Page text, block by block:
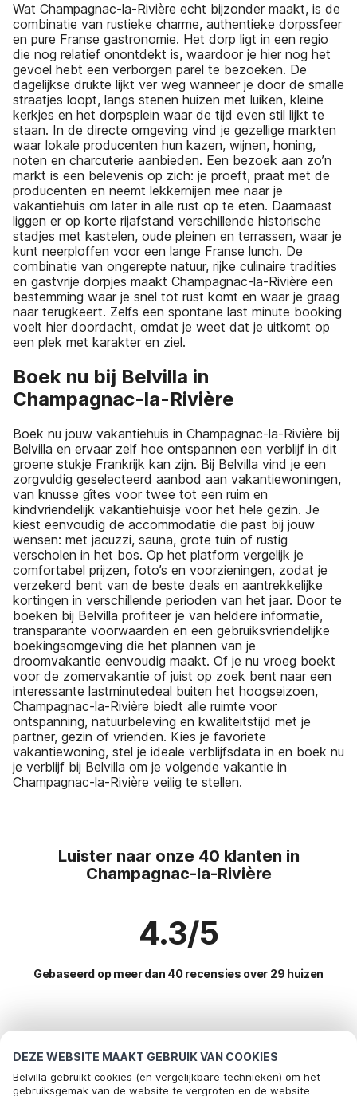
DEZE WEBSITE MAAKT GEBRUIK VAN COOKIES
Belvilla gebruikt cookies (en vergelijkbare technieken) om het
gebruiksgemak van de website te vergroten en de website
Wat Champagnac-la-Rivière echt bijzonder maakt, is de
combinatie van rustieke charme, authentieke dorpssfeer
en pure Franse gastronomie. Het dorp ligt in een regio
die nog relatief onontdekt is, waardoor je hier nog het
gevoel hebt een verborgen parel te bezoeken. De
dagelijkse drukte lijkt ver weg wanneer je door de smalle
straatjes loopt, langs stenen huizen met luiken, kleine
kerkjes en het dorpsplein waar de tijd even stil lijkt te
staan. In de directe omgeving vind je gezellige markten
waar lokale producenten hun kazen, wijnen, honing,
noten en charcuterie aanbieden. Een bezoek aan zo’n
markt is een belevenis op zich: je proeft, praat met de
producenten en neemt lekkernijen mee naar je
vakantiehuis om later in alle rust op te eten. Daarnaast
liggen er op korte rijafstand verschillende historische
stadjes met kastelen, oude pleinen en terrassen, waar je
kunt neerploffen voor een lange Franse lunch. De
combinatie van ongerepte natuur, rijke culinaire tradities
en gastvrije dorpjes maakt Champagnac-la-Rivière een
bestemming waar je snel tot rust komt en waar je graag
naar terugkeert. Zelfs een spontane last minute booking
voelt hier doordacht, omdat je weet dat je uitkomt op
een plek met karakter en ziel.
Boek nu bij Belvilla in
Champagnac-la-Rivière
Boek nu jouw vakantiehuis in Champagnac-la-Rivière bij
Belvilla en ervaar zelf hoe ontspannen een verblijf in dit
groene stukje Frankrijk kan zijn. Bij Belvilla vind je een
zorgvuldig geselecteerd aanbod aan vakantiewoningen,
van knusse gîtes voor twee tot een ruim en
kindvriendelijk vakantiehuisje voor het hele gezin. Je
kiest eenvoudig de accommodatie die past bij jouw
wensen: met jacuzzi, sauna, grote tuin of rustig
verscholen in het bos. Op het platform vergelijk je
comfortabel prijzen, foto’s en voorzieningen, zodat je
verzekerd bent van de beste deals en aantrekkelijke
kortingen in verschillende perioden van het jaar. Door te
boeken bij Belvilla profiteer je van heldere informatie,
transparante voorwaarden en een gebruiksvriendelijke
boekingsomgeving die het plannen van je
droomvakantie eenvoudig maakt. Of je nu vroeg boekt
voor de zomervakantie of juist op zoek bent naar een
interessante lastminutedeal buiten het hoogseizoen,
Champagnac-la-Rivière biedt alle ruimte voor
ontspanning, natuurbeleving en kwaliteitstijd met je
partner, gezin of vrienden. Kies je favoriete
vakantiewoning, stel je ideale verblijfsdata in en boek nu
je verblijf bij Belvilla om je volgende vakantie in
Champagnac-la-Rivière veilig te stellen.
Luister naar onze 40 klanten in
Champagnac-la-Rivière
4.3/5
Gebaseerd op meer dan 40 recensies over 29 huizen
vakantie
Top steden met top voorzieningen voor vakantie